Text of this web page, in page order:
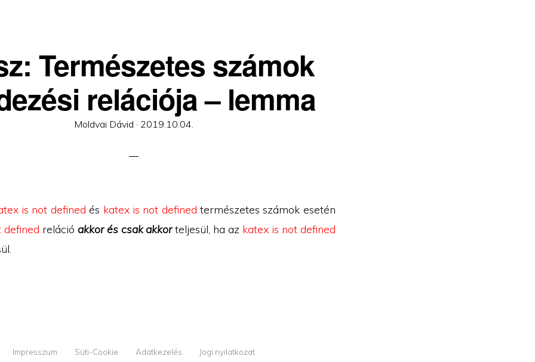
Természetes számok
relációja – lemma
Moldvai Dávid · Posted
2019.10.04.
is not defined és katex is not defined természetes számok esetén
defined reláció akkor és csak akkorteljesül, ha az katex is not defined
Impresszum Süti-Cookie Adatkezelés Jogi nyilatkozat